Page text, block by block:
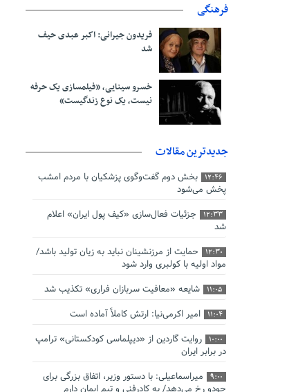
فرهنگی
فریدون جیرانی: اکبر عبدی حیف
شد
خسرو سینایی، «فیلمسازی یک حرفه
نیست، یک نوع زندگیست»
جدیدترین مقالات
12:46
بخش دوم گفت‌وگوی پزشکیان با مردم امشب
پخش می‌شود
12:33
جزئیات فعال‌سازی «کیف پول ایران» اعلام
شد
12:30
حمایت از مرزنشینان نباید به زیان تولید باشد/
مواد اولیه با کولبری وارد شود
11:05 شایعه «معافیت سربازان فراری» تکذیب شد
11:04 امیر اکرمی‌نیا: ارتش کاملاً آماده است
10:00
روایت گاردین از «دیپلماسی کودکستانی» ترامپ
در برابر ایران
9:00
میراسماعیلی: با دستور وزیر، اتفاق بزرگی برای